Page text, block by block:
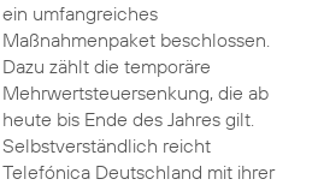
ein umfangreiches
Maßnahmenpaket beschlossen.
Dazu zählt die temporäre
Mehrwertsteuersenkung, die ab
heute bis Ende des Jahres gilt.
Selbstverständlich reicht
Telefónica Deutschland mit ihrer